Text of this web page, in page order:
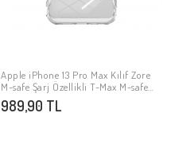
SEPETE EKLE
Apple iPhone 13 Pro Max Kılıf Zore
M-safe Şarj Özellikli T-Max M-safe
Kapak
989,90 TL